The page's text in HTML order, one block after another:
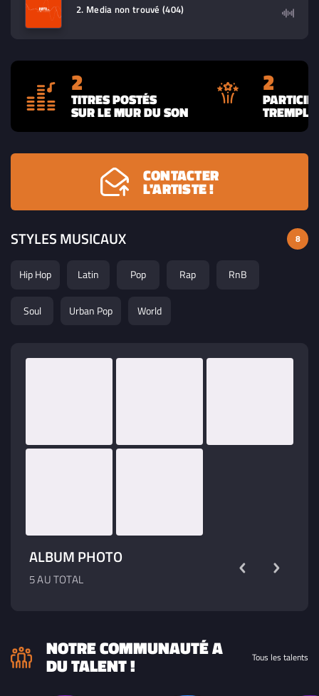
2. Media non trouvé (404)
2
TITRES POSTÉS
SUR LE MUR DU SON
2
CONTACTER
L'ARTISTE !
STYLES MUSICAUX 8
Hip Hop Latin Pop Rap RnB
Soul Urban Pop World
ALBUM PHOTO
5 AU TOTAL
NOTRE COMMUNAUTÉ A
DU TALENT ! Tous les talents